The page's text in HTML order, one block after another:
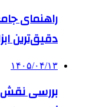
راهنمای
دقیق‌ترین
۱۴۰۵/۰۴/۱۳
بررسی نقش